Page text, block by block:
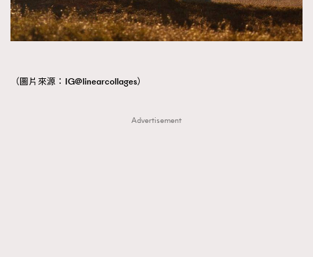
（圖片來源：IG@linearcollages）
Advertisement